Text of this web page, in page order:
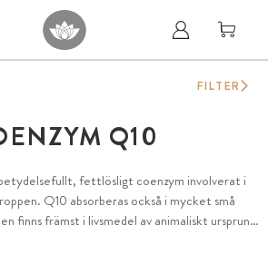
Q10
fettlösligt coenzym involverat i
Q10 absorberas också i mycket små
finns främst i livsmedel av animaliskt ursprung
FILTER